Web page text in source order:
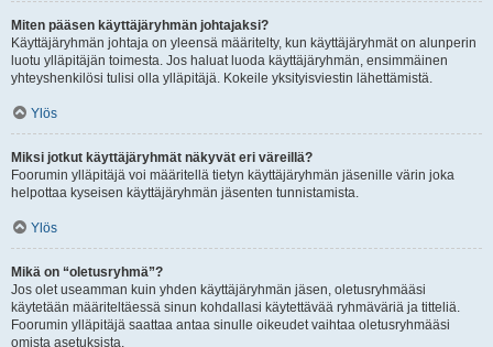
Miten pääsen käyttäjäryhmän johtajaksi?
Käyttäjäryhmän johtaja on yleensä määritelty, kun käyttäjäryhmät on alunperin
luotu ylläpitäjän toimesta. Jos haluat luoda käyttäjäryhmän, ensimmäinen
yhteyshenkilösi tulisi olla ylläpitäjä. Kokeile yksityisviestin lähettämistä.
Ylös
Miksi jotkut käyttäjäryhmät näkyvät eri väreillä?
Foorumin ylläpitäjä voi määritellä tietyn käyttäjäryhmän jäsenille värin joka
helpottaa kyseisen käyttäjäryhmän jäsenten tunnistamista.
Ylös
Mikä on “oletusryhmä”?
Jos olet useamman kuin yhden käyttäjäryhmän jäsen, oletusryhmääsi
käytetään määriteltäessä sinun kohdallasi käytettävää ryhmäväriä ja titteliä.
Foorumin ylläpitäjä saattaa antaa sinulle oikeudet vaihtaa oletusryhmääsi
omista asetuksista.